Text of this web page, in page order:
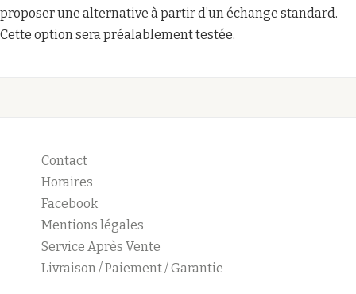
proposer une alternative à partir d’un échange standard.
Cette option sera préalablement testée.
Contact
Horaires
Facebook
Mentions légales
Service Après Vente
Livraison / Paiement / Garantie